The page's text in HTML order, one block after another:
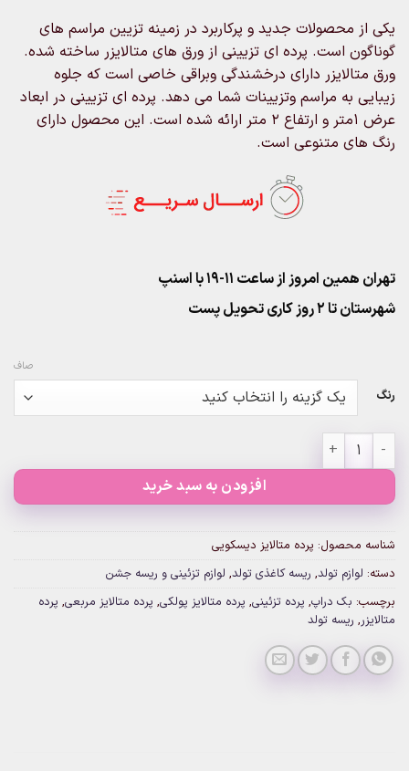
یکی از محصولات جدید و پرکاربرد در زمینه تزیین مراسم های
گوناگون است. پرده ای تزیینی از ورق های متالایزر ساخته شده.
ورق متالایزر دارای درخشندگی وبراقی خاصی است که جلوه
زیبایی به مراسم وتزیینات شما می دهد. پرده ای تزیینی در ابعاد
عرض ۱متر و ارتفاع ۲ متر ارائه شده است. این محصول دارای
رنگ های متنوعی است.
تهران همین امروز از ساعت ۱۱-۱۹ با اسنپ
شهرستان تا 2 روز کاری تحویل پست
رنگ
صاف
پرده متالایز دیسکویی عدد
افزودن به سبد خرید
شناسه محصول: پرده متالایز دیسکویی
دسته: لوازم تولد, ریسه کاغذی تولد, لوازم تزئینی و ریسه جشن
برچسب: بک دراپ, پرده تزئینی, پرده متالایز پولکی, پرده متالایز مربعی, پرده
متالایزر, ریسه تولد